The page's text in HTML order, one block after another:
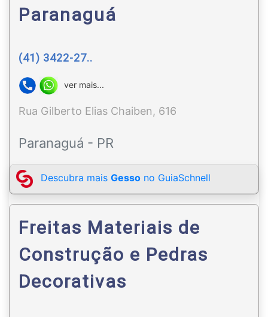
Paranaguá
(41) 3422-27..
ver mais...
Rua Gilberto Elias Chaiben, 616
Paranaguá - PR
Descubra mais Gesso no GuiaSchnell
Freitas Materiais de
Construção e Pedras
Decorativas